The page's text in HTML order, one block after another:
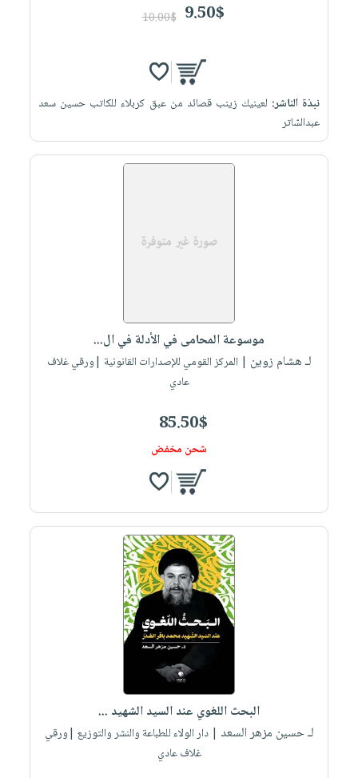
9.50$
10.00$
نبذة الناشر: لعينيك زينب قصائد من عبق كربلاء للكاتب حسين سعد
عبدالسّاتر
موسوعة المحامى في الأدلة في ال...
لـ هشام زوين | المركز القومي للإصدارات القانونية |ورقي غلاف
عادي
85.50$
شحن مخفض
البحث اللغوي عند السيد الشهيد ...
لـ حسين مزهر السعد | دار الولاء للطباعة والنشر والتوزيع |ورقي
غلاف عادي